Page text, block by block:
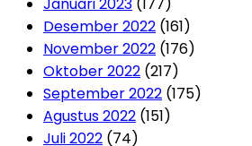
Januari 2023 (177)
Desember 2022 (161)
November 2022 (176)
Oktober 2022 (217)
September 2022 (175)
Agustus 2022 (151)
Juli 2022 (74)